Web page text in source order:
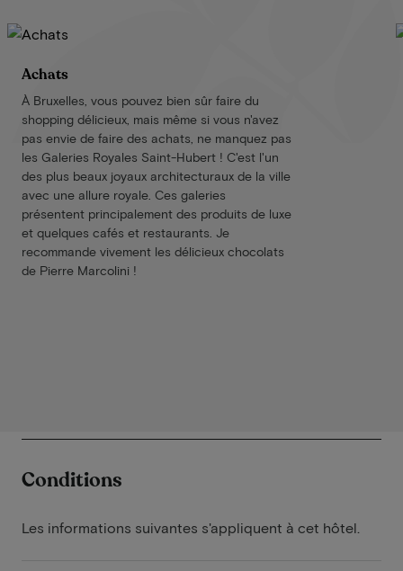
Achats
À Bruxelles, vous pouvez bien sûr faire du
shopping délicieux, mais même si vous n'avez
pas envie de faire des achats, ne manquez pas
les Galeries Royales Saint-Hubert ! C'est l'un
des plus beaux joyaux architecturaux de la ville
avec une allure royale. Ces galeries
présentent principalement des produits de luxe
et quelques cafés et restaurants. Je
recommande vivement les délicieux chocolats
de Pierre Marcolini !
Conditions
Les informations suivantes s'appliquent à cet hôtel.